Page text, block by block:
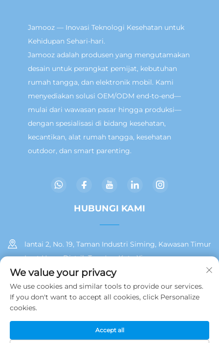
Jamooz — Inovasi Teknologi Kesehatan untuk
Kehidupan Sehari-hari.
Jamooz adalah produsen yang mengutamakan
desain untuk perangkat pemijat, kebutuhan
rumah tangga, dan elektronik mobil. Kami
menyediakan solusi OEM/ODM end-to-end—
mulai dari wawasan pasar hingga produksi—
dengan spesialisasi di bidang kesehatan,
kecantikan, alat rumah tangga, kesehatan
outdoor, dan smart parenting.
HUBUNGI KAMI
lantai 2, No. 19, Taman Industri Siming, Kawasan Timur
Laut Huan, Distrik Tong'an, Kota Xiamen
+86 13215929911
[email protected]
Hak Cipta © 2025 oleh Jamooz (Xiamen) Technology Co., Ltd.
We value your privacy
We use cookies and similar tools to provide our services.
If you don't want to accept all cookies, click Personalize
cookies.
Accept all